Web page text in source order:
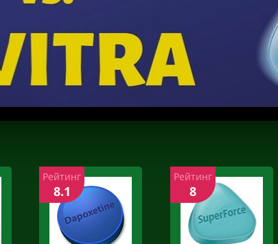
Рейтинг
8.1
Рейтинг
8